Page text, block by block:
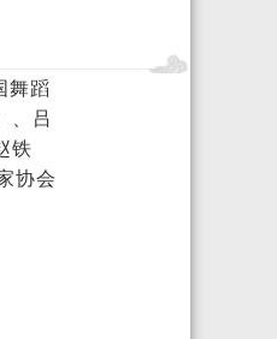
舞蹈
、吕
铁
协会